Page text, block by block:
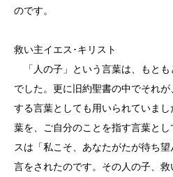
のです。
救い主イエス･キリスト
「人の子」という言葉は、もと
でした。更に旧約聖書の中でそれ
する言葉としても用いられていま
葉を、ご自分のことを指す言葉と
スは「私こそ、あなたがたが待ち
言をされたのです。その人の子、